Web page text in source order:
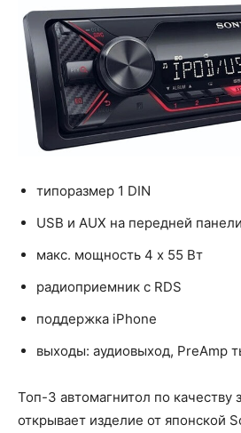
типоразмер 1 DIN
USB и AUX на передней панели
макс. мощность 4 x 55 Вт
радиоприемник с RDS
поддержка iPhone
выходы: аудиовыход, PreAmp
Топ-3 автомагнитол по качеству
открывает изделие от японской